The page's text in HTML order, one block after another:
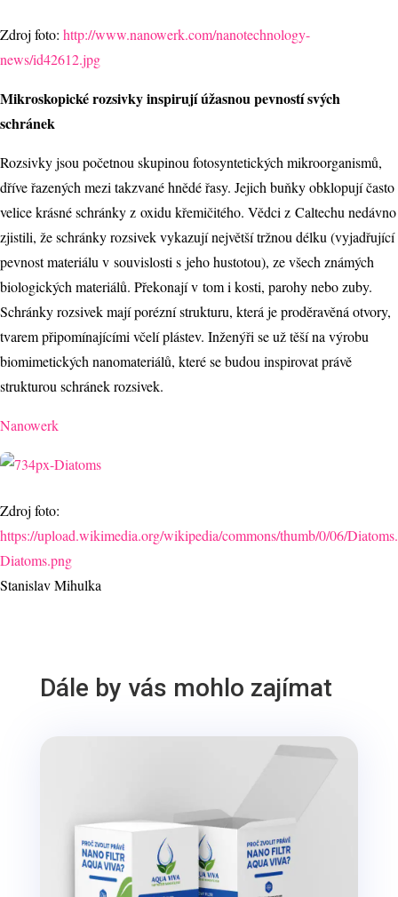
Zdroj foto: http://www.nanowerk.com/nanotechnology-
news/id42612.jpg
Mikroskopické rozsivky inspirují úžasnou pevností svých
schránek
Rozsivky jsou početnou skupinou fotosyntetických mikroorganismů,
dříve řazených mezi takzvané hnědé řasy. Jejich buňky obklopují často
velice krásné schránky z oxidu křemičitého. Vědci z Caltechu nedávno
zjistili, že schránky rozsivek vykazují největší tržnou délku (vyjadřující
pevnost materiálu v souvislosti s jeho hustotou), ze všech známých
biologických materiálů. Překonají v tom i kosti, parohy nebo zuby.
Schránky rozsivek mají porézní strukturu, která je proděravěná otvory,
tvarem připomínajícími včelí plástev. Inženýři se už těší na výrobu
biomimetických nanomateriálů, které se budou inspirovat právě
strukturou schránek rozsivek.
Nanowerk
Zdroj foto:
https://upload.wikimedia.org/wikipedia/commons/thumb/0/06/
Diatoms.png
Stanislav Mihulka
Dále by vás mohlo zajímat